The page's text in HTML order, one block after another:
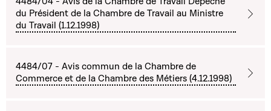
du Président de la Chambre de Travail au Ministre
du Travail (1.12.1998)
4484/07 - Avis commun de la Chambre de
Commerce et de la Chambre des Métiers (4.12.1998)